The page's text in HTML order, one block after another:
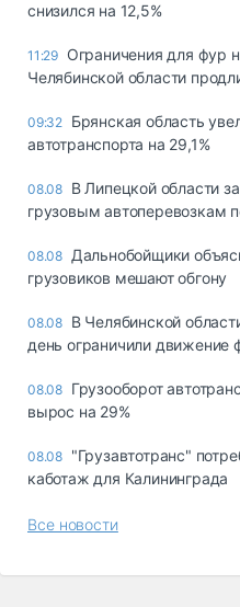
снизился на 12,5%
11:29 Ограничения для фур
Челябинской области
09:32 Брянская область
автотранспорта на 29,1%
08.08 В Липецкой области
грузовым автоперевозкам
08.08 Дальнобойщики
грузовиков мешают обгону
08.08 В Челябинской
день ограничили движение
08.08 Грузооборот
вырос на 29%
08.08 "Грузавтотранс"
каботаж для Калининграда
Все новости